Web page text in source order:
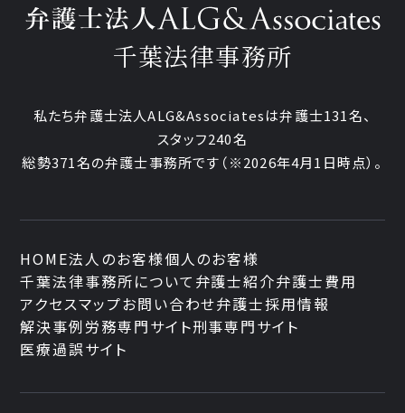
千葉法律事務所
私たち弁護士法人ALG&Associatesは弁護士131名、
スタッフ240名
総勢371名の弁護士事務所です （※2026年4月1日時点）。
HOME法人のお客様個人のお客様
千葉法律事務所について 弁護士紹介弁護士費用
アクセスマップお問い合わせ弁護士採用情報
解決事例労務専門サイト刑事専門サイト
医療過誤サイト